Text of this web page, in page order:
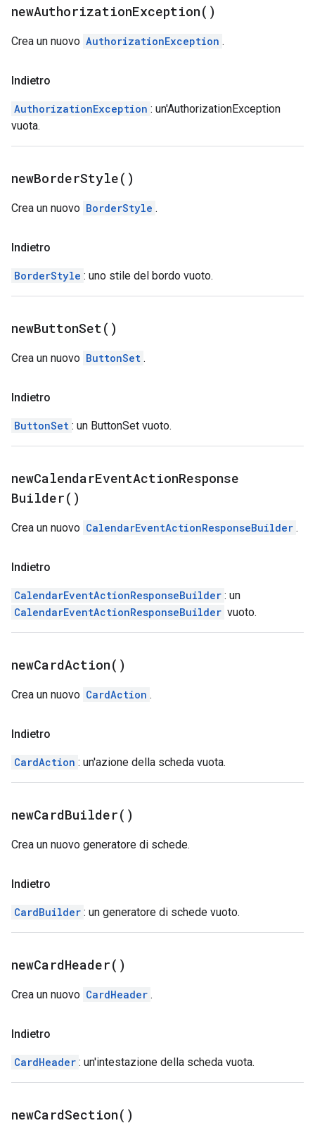
newAuthorizationException( )
Crea un nuovo AuthorizationException .
Indietro
AuthorizationException : un'AuthorizationException
vuota.
newBorderStyle( )
Crea un nuovo BorderStyle .
Indietro
BorderStyle : uno stile del bordo vuoto.
newButtonSet( )
Crea un nuovo ButtonSet .
Indietro
ButtonSet : un ButtonSet vuoto.
newCalendarEventActionResponse
Builder( )
Crea un nuovo CalendarEventActionResponseBuilder .
Indietro
CalendarEventActionResponseBuilder : un
CalendarEventActionResponseBuilder vuoto.
newCardAction( )
Crea un nuovo CardAction .
Indietro
CardAction : un'azione della scheda vuota.
newCardBuilder( )
Crea un nuovo generatore di schede.
Indietro
CardBuilder : un generatore di schede vuoto.
newCardHeader( )
Crea un nuovo CardHeader .
Indietro
CardHeader : un'intestazione della scheda vuota.
newCardSection( )